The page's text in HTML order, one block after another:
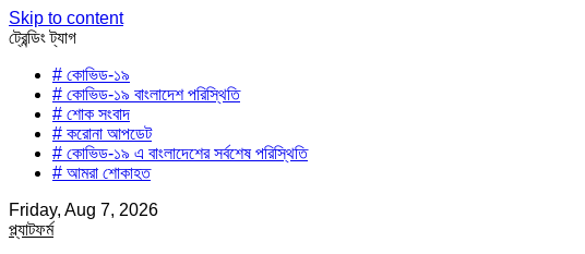
Skip to content
ট্রেন্ডিং ট্যাগ
# কোভিড-১৯
# কোভিড-১৯ বাংলাদেশ পরিস্থিতি
# শোক সংবাদ
# করোনা আপডেট
# কোভিড-১৯ এ বাংলাদেশের সর্বশেষ পরিস্থিতি
# আমরা শোকাহত
Friday, Aug 7, 2026
প্ল্যাটফর্ম